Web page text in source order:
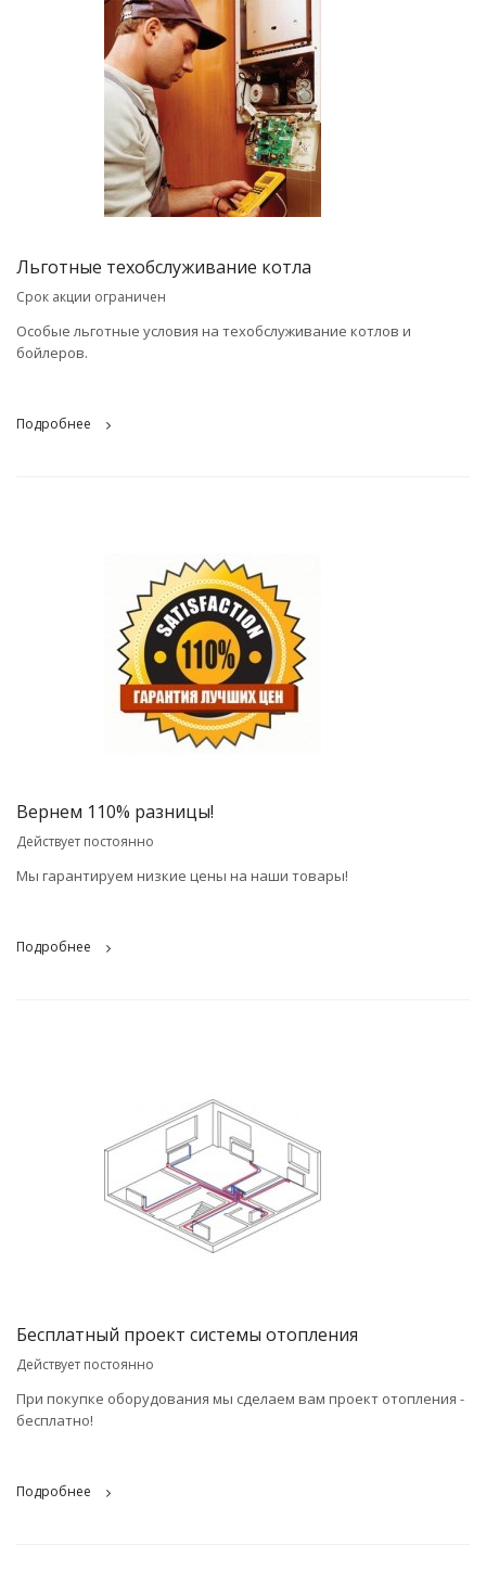
Льготные техобслуживание котла
Срок акции ограничен
Особые льготные условия на техобслуживание котлов и
бойлеров.
Подробнее
Вернем 110% разницы!
Действует постоянно
Мы гарантируем низкие цены на наши товары!
Подробнее
Бесплатный проект системы отопления
Действует постоянно
При покупке оборудования мы сделаем вам проект отопления -
бесплатно!
Подробнее